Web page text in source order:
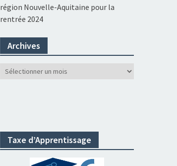
région Nouvelle-Aquitaine pour la
rentrée 2024
Archives
Archives
Taxe d’Apprentissage